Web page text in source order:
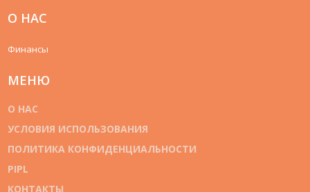
О НАС
Финансы
МЕНЮ
О НАС
УСЛОВИЯ ИСПОЛЬЗОВАНИЯ
ПОЛИТИКА КОНФИДЕНЦИАЛЬНОСТИ
PIPL
КОНТАКТЫ